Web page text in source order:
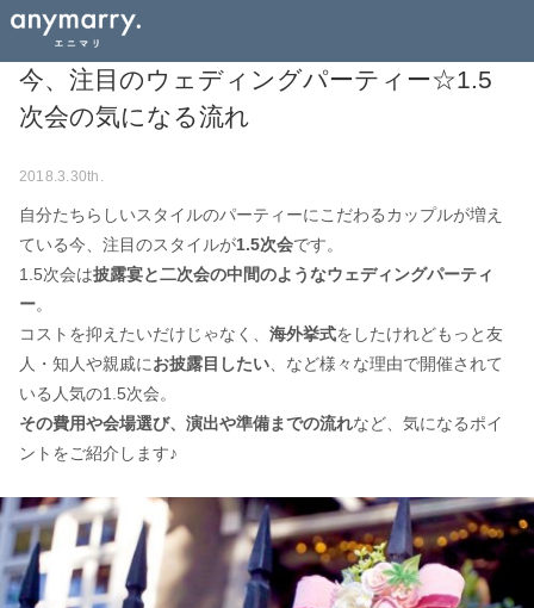
今、注目のウェディングパーティー☆1.5
次会の気になる流れ
2018.3.30th.
自分たちらしいスタイルのパーティーにこだわるカップルが増え
ている今、注目のスタイルが1.5次会です。
1.5次会は披露宴と二次会の中間のようなウェディングパーティ
ー。
コストを抑えたいだけじゃなく、 海外挙式をしたけれどもっと友
人・知人や親戚にお披露目したい 、など様々な理由で開催されて
いる人気の1.5次会。
その費用や会場選び、演出や準備までの流れなど、気になるポイ
ントをご紹介します♪